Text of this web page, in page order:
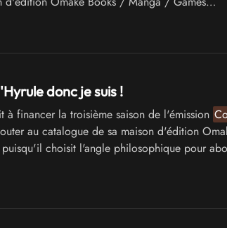
donc je suis !
financer la troisième saison de l'émission
au catalogue de sa maison d'édition
choisit l'angle philosophique pour